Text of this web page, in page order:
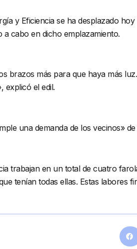
y Eficiencia se ha desplazado
a cabo en dicho emplazamiento.
brazos más para que haya más
explicó el edil.
una demanda de los vecinos»
trabajan en un total de cuatro
tenían todas ellas. Estas labores